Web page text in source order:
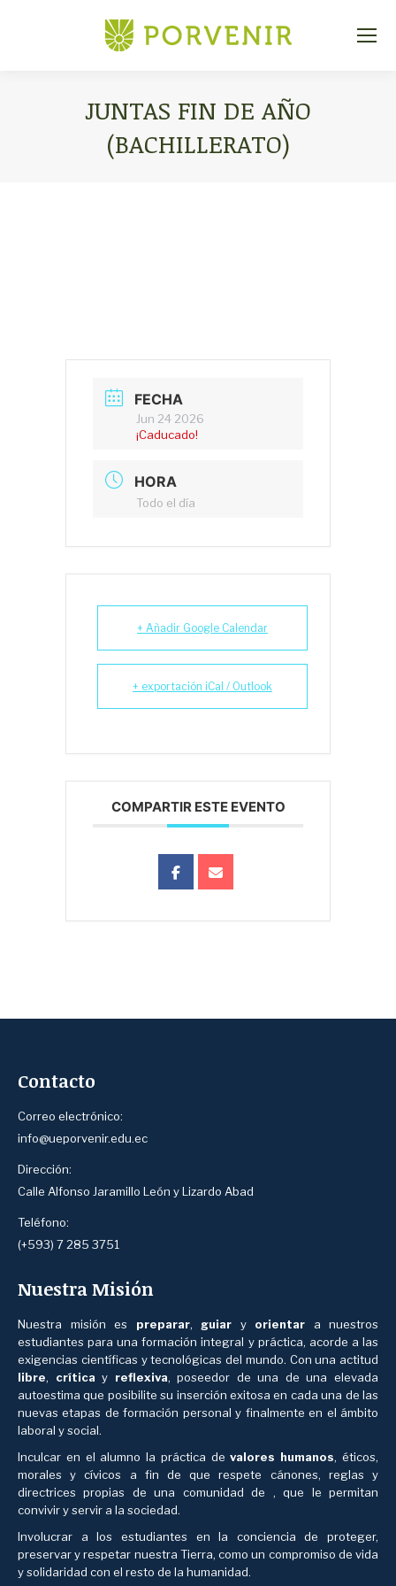
JUNTAS FIN DE AÑO
(BACHILLERATO)
FECHA
Jun 24 2026
¡Caducado!
HORA
Todo el día
+ Añadir Google Calendar
+ exportación iCal / Outlook
COMPARTIR ESTE EVENTO
Contacto
Correo electrónico:
info@ueporvenir.edu.ec
Dirección:
Calle Alfonso Jaramillo León y Lizardo Abad
Teléfono:
(+593) 7 285 3751
Nuestra Misión
Nuestra misión es preparar, guiar y orientar a nuestros
estudiantes para una formación integral y práctica, acorde a las
exigencias científicas y tecnológicas del mundo. Con una actitud
libre, crítica y reflexiva, poseedor de una de una elevada
autoestima que posibilite su inserción exitosa en cada una de las
nuevas etapas de formación personal y finalmente en el ámbito
laboral y social.
Inculcar en el alumno la práctica devalores humanos, éticos,
morales y cívicos a fin de que respete cánones, reglas y
directrices propias de una comunidad de , que le permitan
convivir y servir a la sociedad.
Involucrar a los estudiantes en la conciencia de proteger,
preservar y respetar nuestra Tierra, como un compromiso de vida
y solidaridad con el resto de la humanidad.